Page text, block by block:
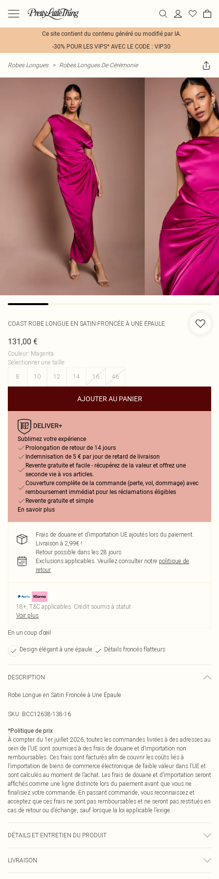
Ce site contient du contenu généré ou modifié par IA.
-30% POUR LES VIPS* AVEC LE CODE : VIP30
Robes Longues > Robes Longues De Cérémonie
COAST ROBE LONGUE EN SATIN FRONCÉE À UNE ÉPAULE
131,00 €
Couleur: Magenta
Sélectionner une taille:
8
10 12 14 16 46
AJOUTER AU PANIER
Sublimez votre expérience
Prolongation de retour de 14 jours
Indemnisation de 5 € par jour de retard de livraison
Revente gratuite et facile - récupérez de la valeur et offrez une
seconde vie à vos articles.
Couverture complète de la commande (perte, vol, dommage) avec
remboursement immédiat pour les réclamations éligibles
Revente gratuite et simple
En savoir plus
Frais de douane et d’importation UE ajoutés lors du paiement.
Livraison à 2,99€ !
Retour possible dans les 28 jours
Exclusions applicables. Veuillez consulter notre politique de
retour
18+, T&C applicables. Crédit soumis à statut
Voir plus
En un coup d’œil
Design élégant à une épaule Détails froncés flatteurs
DESCRIPTION
Robe Longue en Satin Froncée à Une Épaule
SKU: BCC12638-138-16
*Politique de prix
À compter du 1er juillet 2026, toutes les commandes livrées à des adresses au
sein de l’UE sont soumises à des frais de douane et d’importation non
remboursables. Ces frais sont facturés afin de couvrir les coûts liés à
l’importation de biens de commerce électronique de faible valeur dans l’UE et
sont calculés au moment de l’achat. Les frais de douane et d’importation seront
affichés comme une ligne distincte lors du paiement avant que vous ne
finalisiez votre commande. En passant commande, vous reconnaissez et
acceptez que ces frais ne sont pas remboursables et ne seront pas restitués en
cas de retour ou d’échange, sauf lorsque la loi applicable l’exige.
DÉTAILS ET ENTRETIEN DU PRODUIT
Élasthanne/Spandex. Ne pas utiliser d'eau de javel. Ne pas sécher en machine.
Repasser à basse température. Ne pas nettoyer à sec. Le mannequin porte une
LIVRAISON